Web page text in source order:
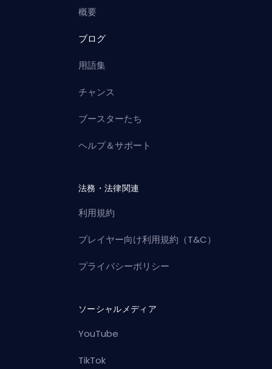
概要
ブログ
用語集
チャンス
ブースターたち
ヘルプ＆サポート
法務・法律関連
利用規約
プレイヤー向け利用規約（T&C）
プライバシーポリシー
ソーシャルメディア
YouTube
TikTok